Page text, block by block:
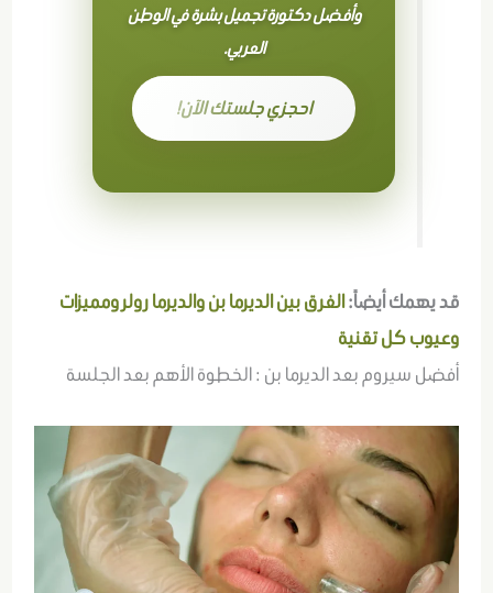
وأفضل دكتورة تجميل بشرة في الوطن
العربي.
احجزي جلستك الآن!
قد يهمك أيضاً:الفرق بين الديرما بن والديرما رولر ومميزات
وعيوب كل تقنية
أفضل سيروم بعد الديرما بن : الخطوة الأهم بعد الجلسة